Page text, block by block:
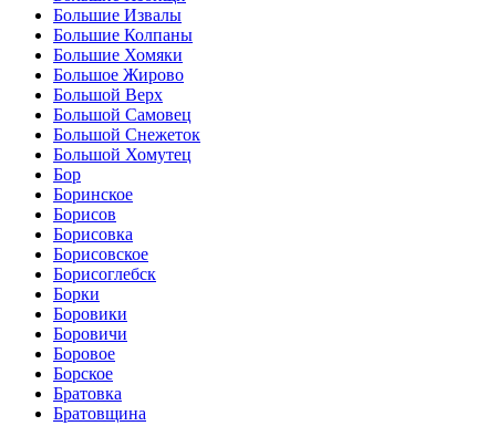
Большие Извалы
Большие Колпаны
Большие Хомяки
Большое Жирово
Большой Верх
Большой Самовец
Большой Снежеток
Большой Хомутец
Бор
Боринское
Борисов
Борисовка
Борисовское
Борисоглебск
Борки
Боровики
Боровичи
Боровое
Борское
Братовка
Братовщина